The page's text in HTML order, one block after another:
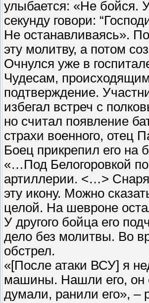
улыбается: «Не бойся.
секунду говори:
Не останавливаясь».
эту молитву, а потом
Очнулся уже в
Чудесам,
подтверждение.
избегал встреч с
но считал появление
страхи военного, отец
Боец прикрепил его на
«…Под Белогоровкой
артиллерии. <…>
эту икону. Можно
целой. На шевроне
У другого бойца его
дело без молитвы. Во
обстрел.
«[После атаки ВСУ] я
машины. Нашли его, он
думали, ранили его», –